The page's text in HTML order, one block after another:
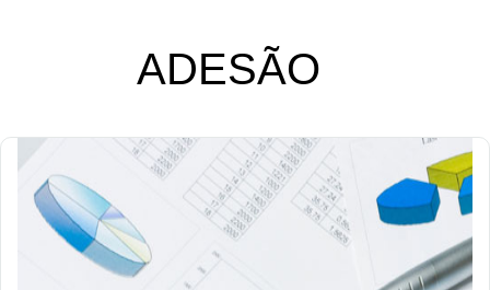
ADESÃO